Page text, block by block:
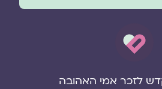
לזכר אמי האהובה